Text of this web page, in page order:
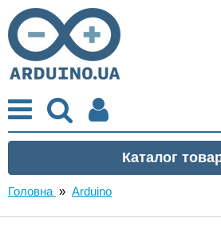
Головна » Arduino